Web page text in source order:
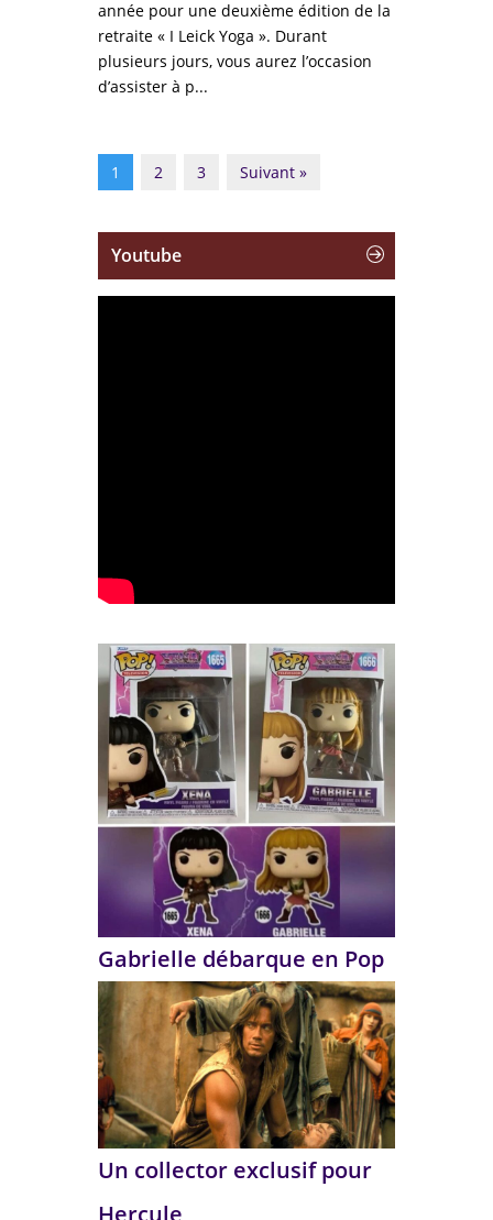
année pour une deuxième édition de la
retraite « I Leick Yoga ». Durant
plusieurs jours, vous aurez l’occasion
d’assister à p...
1 2 3 Suivant »
Youtube
Gabrielle débarque en Pop
Un collector exclusif pour
Hercule